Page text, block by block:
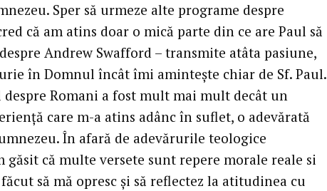
Sper să urmeze alte programe despre
că am atins doar o mică parte din ce are Paul să
Andrew Swafford – transmite atâta pasiune,
în Domnul încât îmi amintește chiar de Sf. Paul.
Romani a fost mult mai mult decât un
care m-a atins adânc în suflet, o adevărată
În afară de adevărurile teologice
găsit că multe versete sunt repere morale reale si
să mă opresc și să reflectez la atitudinea cu